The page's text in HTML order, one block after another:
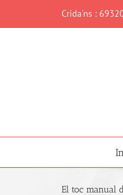
content
Crida'ns :
El toc manual